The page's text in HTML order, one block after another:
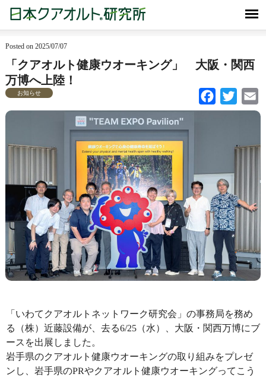
Posted on 2025/07/07
「クアオルト健康ウオーキング」 大阪・関西
万博へ上陸！
Facebook Twitter
お知らせ
「いわてクアオルトネットワーク研究会」の事務局を務め
る（株）近藤設備が、去る6/25（水）、大阪・関西万博にブ
ースを出展しました。
岩手県のクアオルト健康ウオーキングの取り組みをプレゼ
ンし、岩手県のPRやクアオルト健康ウオーキングってこう